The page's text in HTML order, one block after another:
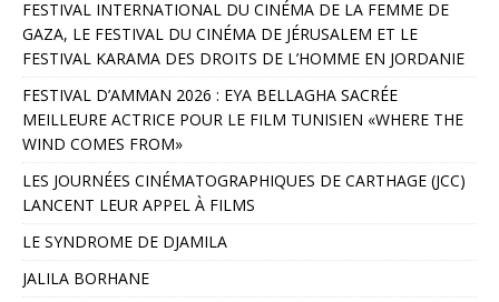
FESTIVAL INTERNATIONAL DU CINÉMA DE LA FEMME DE
GAZA, LE FESTIVAL DU CINÉMA DE JÉRUSALEM ET LE
FESTIVAL KARAMA DES DROITS DE L’HOMME EN JORDANIE
FESTIVAL D’AMMAN 2026 : EYA BELLAGHA SACRÉE
MEILLEURE ACTRICE POUR LE FILM TUNISIEN «WHERE THE
WIND COMES FROM»
LES JOURNÉES CINÉMATOGRAPHIQUES DE CARTHAGE (JCC)
LANCENT LEUR APPEL À FILMS
LE SYNDROME DE DJAMILA
JALILA BORHANE